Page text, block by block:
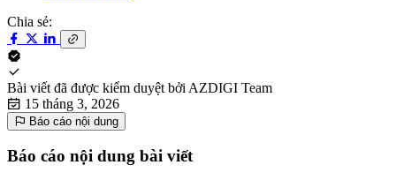
Chia sẻ:
Bài viết đã được kiểm duyệt bởi AZDIGI Team
15 tháng 3, 2026
Báo cáo nội dung
Báo cáo nội dung bài viết